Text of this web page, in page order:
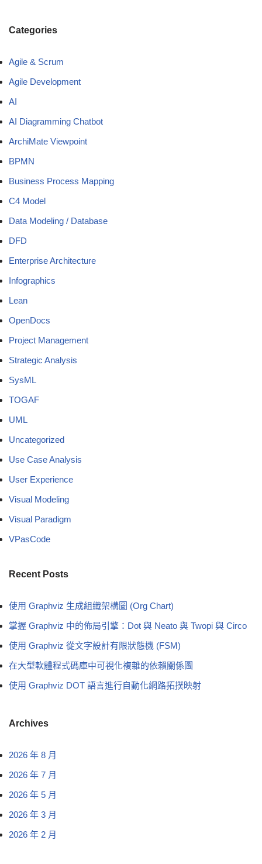
Categories
Agile & Scrum
Agile Development
AI
AI Diagramming Chatbot
ArchiMate Viewpoint
BPMN
Business Process Mapping
C4 Model
Data Modeling / Database
DFD
Enterprise Architecture
Infographics
Lean
OpenDocs
Project Management
Strategic Analysis
SysML
TOGAF
UML
Uncategorized
Use Case Analysis
User Experience
Visual Modeling
Visual Paradigm
VPasCode
Recent Posts
使用 Graphviz 生成組織架構圖 (Org Chart)
掌握 Graphviz 中的佈局引擎：Dot 與 Neato 與 Twopi 與 Circo
使用 Graphviz 從文字設計有限狀態機 (FSM)
在大型軟體程式碼庫中可視化複雜的依賴關係圖
使用 Graphviz DOT 語言進行自動化網路拓撲映射
Archives
2026 年 8 月
2026 年 7 月
2026 年 5 月
2026 年 3 月
2026 年 2 月